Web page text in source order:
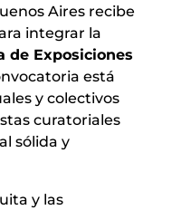
Aires recibe
integrar la
de Exposiciones
está
y colectivos
curatoriales
sólida y
y las